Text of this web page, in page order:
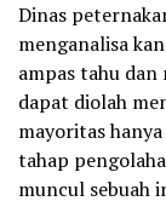
Dinas
menganalisa
ampas tahu dan
dapat diolah
mayoritas
tahap
muncul sebuah